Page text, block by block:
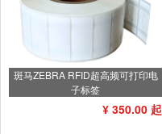
斑马ZEBRA RFID超高频可打印电
子标签
¥ 350.00 起